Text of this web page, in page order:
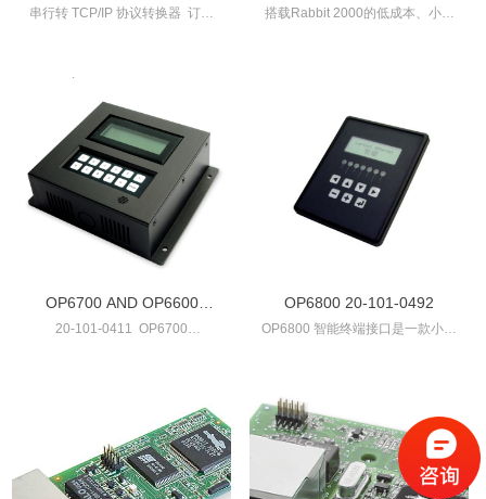
串行转 TCP/IP 协议转换器 订货
搭载Rabbit 2000的低成本、小体
OP6700 AND OP6600
Intellicom
20-101-0411 OP6700
OP6800 20-101-0492
OP6800 智能终端接口是一款小型
（I/O）功能与以太网连接能力。
其搭载的 Rabbit® 2000 微处理器
运行频率为 22.1 兆赫兹
（MHz），可实现高速数据处理。